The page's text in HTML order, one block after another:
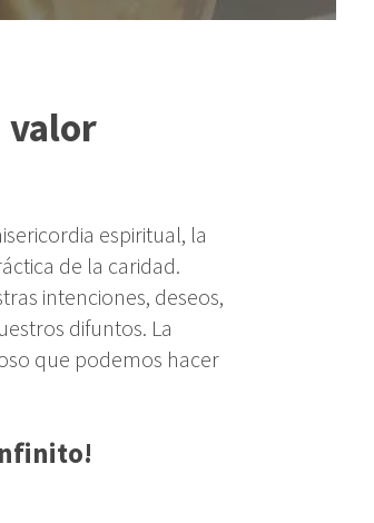
valor
espiritual, la
de la caridad.
intenciones, deseos,
difuntos. La
que podemos hacer